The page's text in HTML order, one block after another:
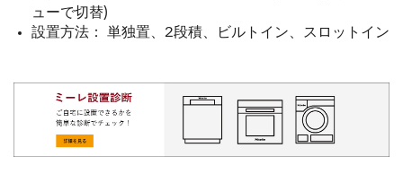
ューで切替)
設置方法： 単独置、2段積、ビルトイン、スロットイン